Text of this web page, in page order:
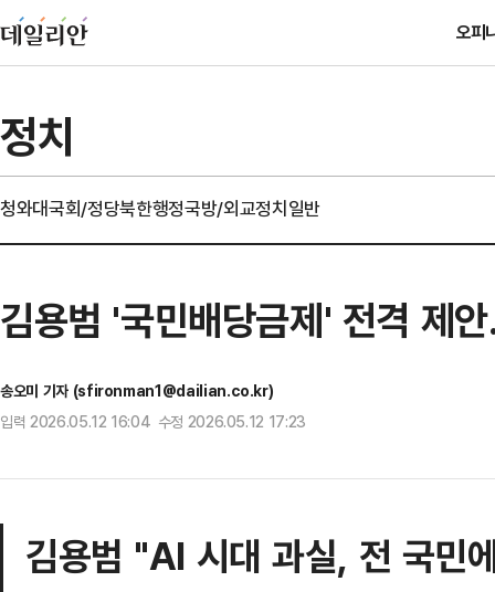
오피
정치
청와대국회/정당북한행정국방/외교정치일반
김용범 '국민배당금제' 전격 제
송오미 기자 (sfironman1@dailian.co.kr)
입력 2026.05.12 16:04 수정 2026.05.12 17:23
김용범 "AI 시대 과실, 전 국민